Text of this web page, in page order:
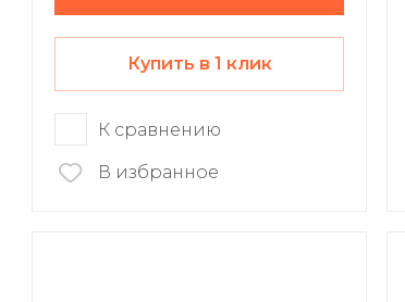
Купить в 1 клик
К сравнению
В избранное